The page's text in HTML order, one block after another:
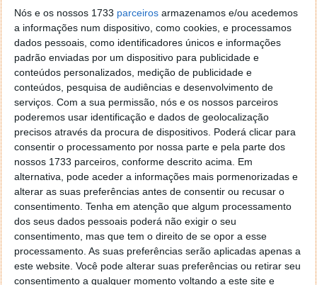
Nós e os nossos 1733 parceiros armazenamos e/ou acedemos
a informações num dispositivo, como cookies, e processamos
dados pessoais, como identificadores únicos e informações
padrão enviadas por um dispositivo para publicidade e
conteúdos personalizados, medição de publicidade e
conteúdos, pesquisa de audiências e desenvolvimento de
serviços. Com a sua permissão, nós e os nossos parceiros
poderemos usar identificação e dados de geolocalização
precisos através da procura de dispositivos. Poderá clicar para
consentir o processamento por nossa parte e pela parte dos
nossos 1733 parceiros, conforme descrito acima. Em
alternativa, pode aceder a informações mais pormenorizadas e
alterar as suas preferências antes de consentir ou recusar o
consentimento. Tenha em atenção que algum processamento
dos seus dados pessoais poderá não exigir o seu
consentimento, mas que tem o direito de se opor a esse
processamento. As suas preferências serão aplicadas apenas a
este website. Você pode alterar suas preferências ou retirar seu
consentimento a qualquer momento voltando a este site e
tentei apagar o explorer na tentativa de forçar o uso do
firefox mas em vao. Kaso te lembres de outra dica fico
agradecido, caso contrario obrigado a mesma
Responder
Vítor M.
7 de Novembro de 2005 às 01:39
@Reporter
Desculpa mas o link funciona. Seja como for segue por mail
o MSn Messenger 8.
Responder
Vítor M.
@Rui
Tens de encontrar o que te falei. Faz da seguinte maneira,
janela iniciar e no topo dessa janela com o botão direito do
rato faz propriedades. Depois no separador Menu ‘Iniciar’
clica no botão ‘Personalizar’ aí encontrarás no separador